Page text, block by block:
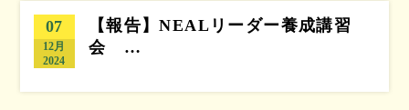
07
12月
2024
【報告】NEALリーダー養成講習
会 …